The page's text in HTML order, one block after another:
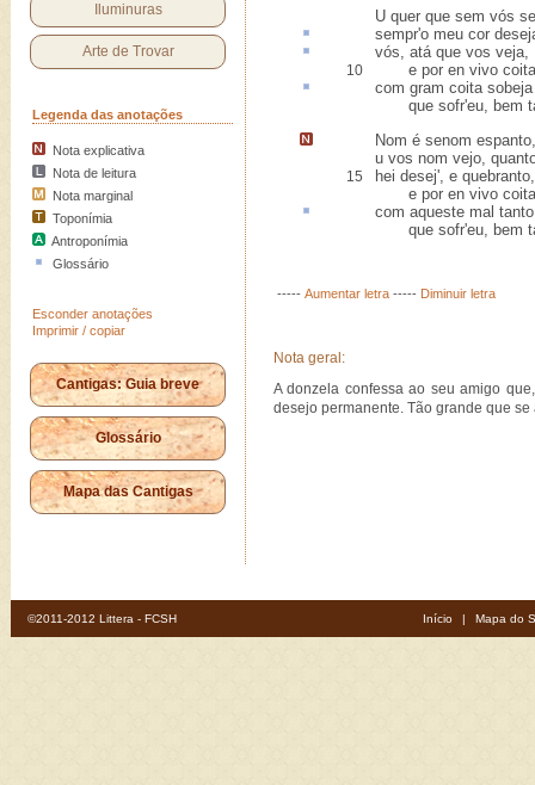
Iluminuras
Arte de Trovar
Legenda das anotações
Nota explicativa
Nota de leitura
Nota marginal
Toponímia
Antroponímia
Glossário
Esconder anotações
Imprimir / copiar
Cantigas: Guia breve
Glossário
Mapa das Cantigas
U quer que sem vós
sempr'o meu cor
vós, atáque vos veja,
10
e por en vivo
com gram coitasobeja
que sofr'eu, bem
Nom é senom espanto,
u vos nom vejo,
15 hei desej', e quebranto,
e por en vivo
com aqueste mal tanto
que sofr'eu, bem
----- Aumentar letra ----- Diminuir letra
Nota geral:
A donzela confessa ao seu amigo
desejo permanente. Tão grande que se
©2011-2012 Littera - FCSH Início | Mapa do